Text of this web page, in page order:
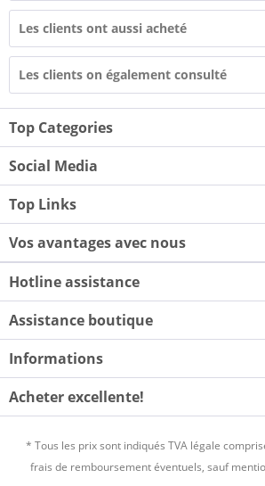
Les clients ont aussi acheté
Les clients on également consulté
Top Categories
Social Media
Top Links
Vos avantages avec nous
Hotline assistance
Assistance boutique
Informations
Acheter excellente!
* Tous les prix sont indiqués TVA légale
frais de remboursement éventuels, sauf